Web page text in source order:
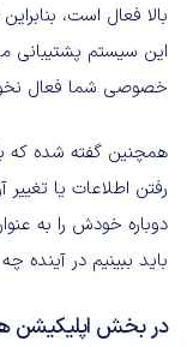
خصوصی شما فعال
همچنین گفته شده که
رفتن اطلاعات یا تغییر
دوباره خودش را به
باید ببینیم در آینده
در بخش اپلیکیشن